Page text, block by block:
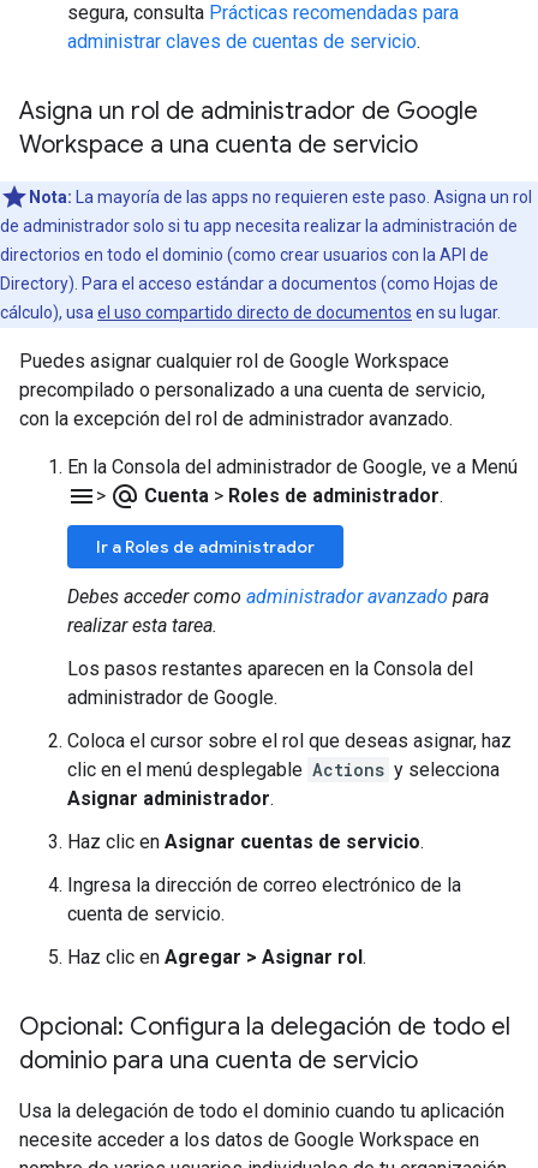
segura, consulta Prácticas recomendadas para
administrar claves de cuentas de servicio.
Asigna un rol de administrador de Google
Workspace a una cuenta de servicio
Nota: La mayoría de las apps no requieren este paso. Asigna un rol
de administrador solo si tu app necesita realizar la administración de
directorios en todo el dominio (como crear usuarios con la API de
Directory). Para el acceso estándar a documentos (como Hojas de
cálculo), usa el uso compartido directo de documentos en su lugar.
Puedes asignar cualquier rol de Google Workspace
precompilado o personalizado a una cuenta de servicio,
con la excepción del rol de administrador avanzado.
En la Consola del administrador de Google, ve a Menú
menu > alternate_email Cuenta > Roles de administrador.
Ir a Roles de administrador
Debes acceder como administrador avanzado para
realizar esta tarea.
Los pasos restantes aparecen en la Consola del
administrador de Google.
Coloca el cursor sobre el rol que deseas asignar, haz
clic en el menú desplegable Actions y selecciona
Asignar administrador.
Haz clic en Asignar cuentas de servicio.
Ingresa la dirección de correo electrónico de la
cuenta de servicio.
Haz clic en Agregar > Asignar rol.
Opcional: Configura la delegación de todo el
dominio para una cuenta de servicio
Usa la delegación de todo el dominio cuando tu aplicación
necesite acceder a los datos de Google Workspace en